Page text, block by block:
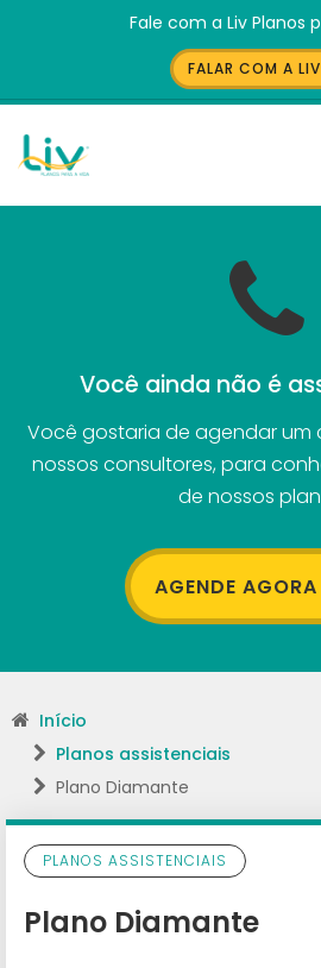
Fale com a Liv Planos
FALAR COM A LIV
Você ainda não é
Você gostaria de agendar
nossos consultores, para
de nossos
AGENDE AGORA
Início
Planos assistenciais
Plano Diamante
PLANOS ASSISTENCIAIS
Plano Diamante